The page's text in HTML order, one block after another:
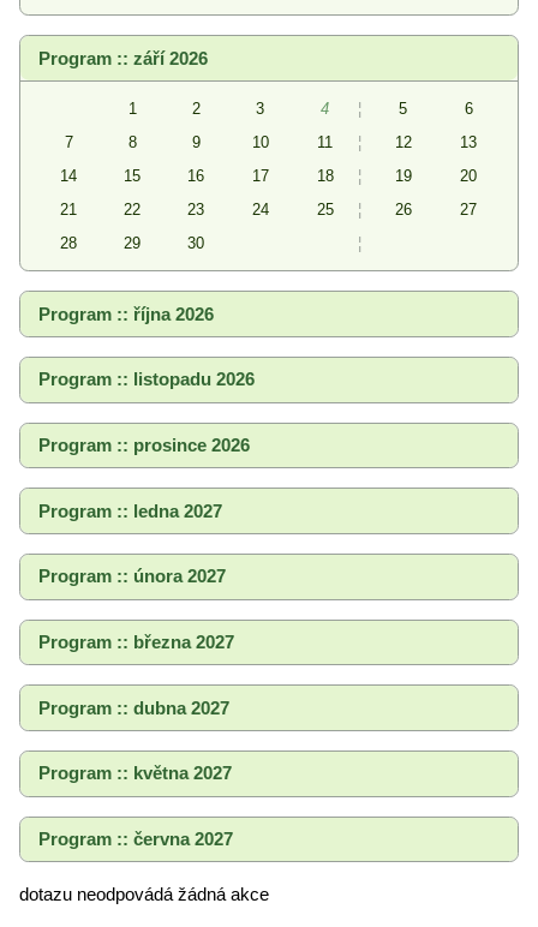
Program :: září 2026
1 2 3 4 ¦ 5
6
7
8 9 10 11 ¦ 12
13
14
15 16 17 18 ¦ 19
20
21
22 23 24 25 ¦ 26
27
28
29 30 ¦
Program :: října 2026
Program :: listopadu 2026
Program :: prosince 2026
Program :: ledna 2027
Program :: února 2027
Program :: března 2027
Program :: dubna 2027
Program :: května 2027
Program :: června 2027
dotazu neodpovádá žádná akce